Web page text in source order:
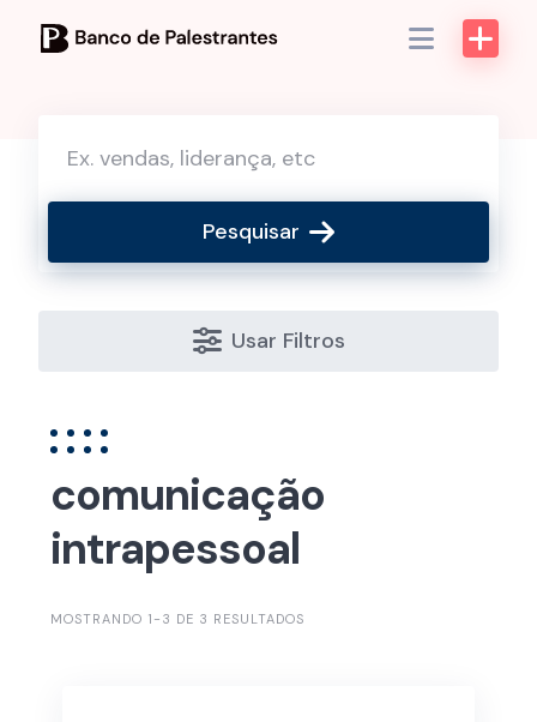
Pesquisar
Usar Filtros
comunicação
intrapessoal
MOSTRANDO 1-3 DE 3 RESULTADOS